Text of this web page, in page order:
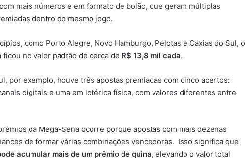
mais números e em formato de bolão, que geram múltiplas
dentro do mesmo jogo.
como Porto Alegre, Novo Hamburgo, Pelotas e Caxias do Sul, o
ficou no valor padrão de cerca de R$ 13,8 mil cada.
por exemplo, houve três apostas premiadas com cinco acertos:
digitais e uma em lotérica física, com valores diferentes entre
da Mega-Sena ocorre porque apostas com mais dezenas
de formar várias combinações vencedoras. Isso significa que
acumular mais de um prêmio de quina, elevando o valor total